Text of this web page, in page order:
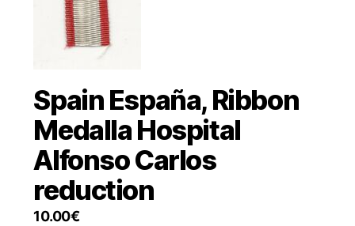
Spain España, Ribbon
Medalla Hospital
Alfonso Carlos
reduction
10.00€